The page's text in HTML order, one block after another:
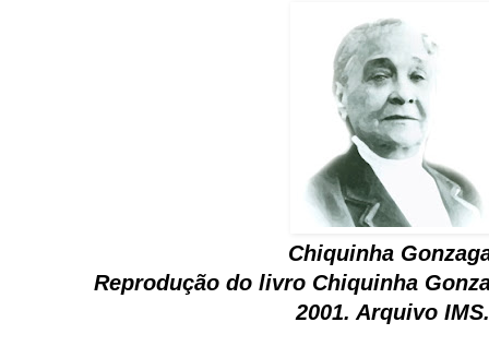
Chiquinha
Reprodução do livro Chiquinha
2001. Arquivo IMS.